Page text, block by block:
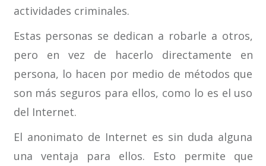
actividades criminales.
Estas personas se dedican a robarle a otros,
pero en vez de hacerlo directamente en
persona, lo hacen por medio de métodos que
son más seguros para ellos, como lo es el uso
del Internet.
El anonimato de Internet es sin duda alguna
una ventaja para ellos. Esto permite que